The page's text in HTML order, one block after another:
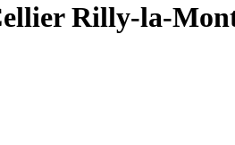
Rilly-la-